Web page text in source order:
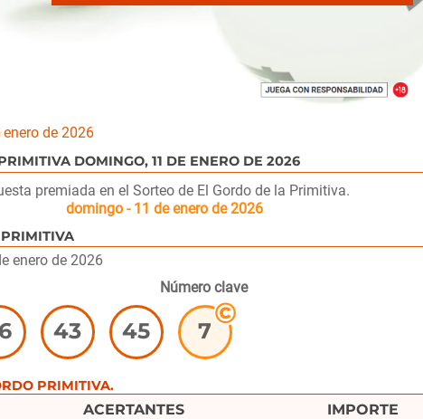
enero de 2026
premiada en el Sorteo de El Gordo de la Primitiva.
domingo - 11 de enero de 2026
enero de 2026
Número clave
43 45 7
PRIMITIVA.
ACERTANTES IMPORTE